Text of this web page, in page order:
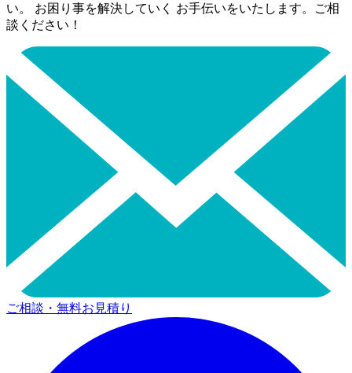
い。 お困り事を解決していく お手伝いをいたします。ご相
談ください！
ご相談・無料お見積り